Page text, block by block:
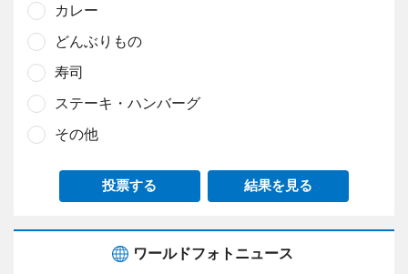
カレー
どんぶりもの
寿司
ステーキ・ハンバーグ
その他
投票する 結果を見る
ワールドフォトニュース